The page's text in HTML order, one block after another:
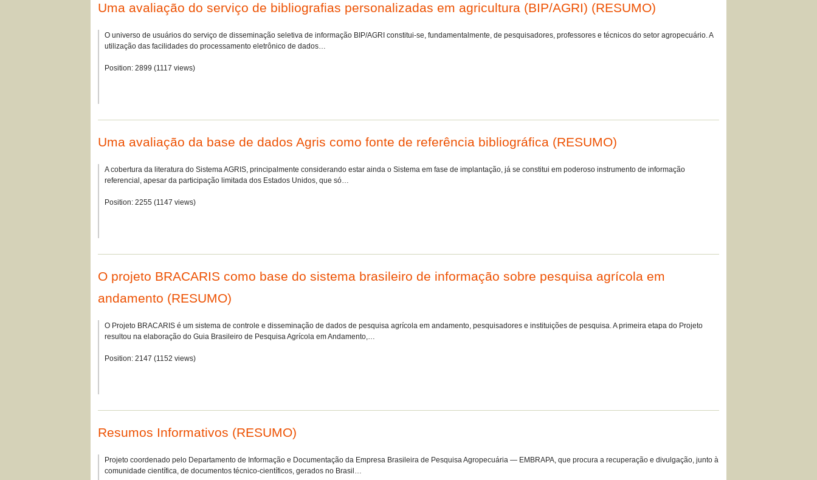
Uma avaliação do serviço de bibliografias personalizadas em agricultura (BIP/AGRI) (RESUMO)
O universo de usuários do serviço de disseminação seletiva de informação BIP/AGRI constitui-se, fundamentalmente, de pesquisadores, professores e técnicos do setor agropecuário. A
utilização das facilidades do processamento eletrônico de dados…
Position:2899 (1117 views)
Uma avaliação da base de dados Agris como fonte de referência bibliográfica (RESUMO)
A cobertura da literatura do Sistema AGRIS, principalmente considerando estar ainda o Sistema em fase de implantação, já se constitui em poderoso instrumento de informação
referencial, apesar da participação limitada dos Estados Unidos, que só…
Position:2255 (1147 views)
O projeto BRACARIS como base do sistema brasileiro de informação sobre pesquisa agrícola em
andamento (RESUMO)
O Projeto BRACARIS é um sistema de controle e disseminação de dados de pesquisa agrícola em andamento, pesquisadores e instituições de pesquisa. A primeira etapa do Projeto
resultou na elaboração do Guia Brasileiro de Pesquisa Agrícola em Andamento,…
Position:2147 (1152 views)
Resumos Informativos (RESUMO)
Projeto coordenado pelo Departamento de Informação e Documentação da Empresa Brasileira de Pesquisa Agropecuária — EMBRAPA, que procura a recuperação e divulgação, junto à
comunidade científica, de documentos técnico-científicos, gerados no Brasil…